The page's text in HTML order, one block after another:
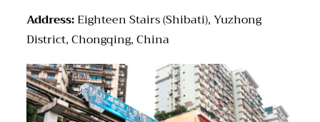
Address:Eighteen Stairs (Shibati), Yuzhong
District, Chongqing, China